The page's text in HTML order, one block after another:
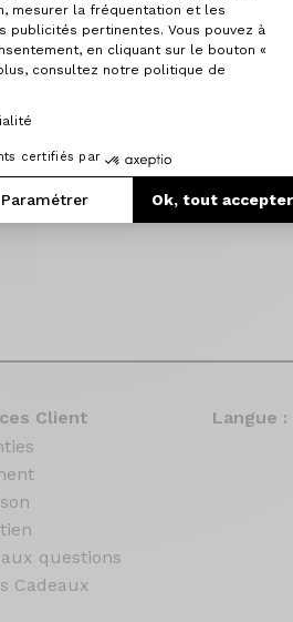
mesurer la fréquentation et les
publicités pertinentes. Vous pouvez à
en cliquant sur le bouton «
consultez notre politique de
certifiés par
Paramétrer Ok, tout accepter
consent
Client
questions
Cadeaux
Langue :